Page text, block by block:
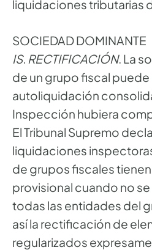
liquidaciones tributarias
SOCIEDAD DOMINANTE
IS. RECTIFICACIÓN. La
de un grupo fiscal
autoliquidación
Inspección hubiera
El Tribunal Supremo
liquidaciones
de grupos fiscales
provisional cuando no
todas las entidades del
así la rectificación de
regularizados